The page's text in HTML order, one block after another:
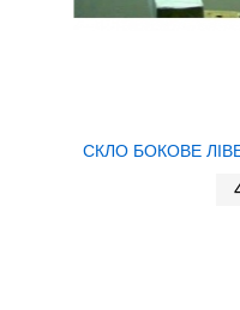
СКЛО БОКОВЕ